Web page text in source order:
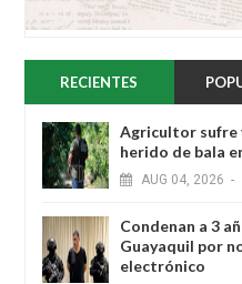
RECIENTES
Agricultor sufre
herido de bala
AUG 04, 2026 -
Condenan a 3
Guayaquil por
electrónico